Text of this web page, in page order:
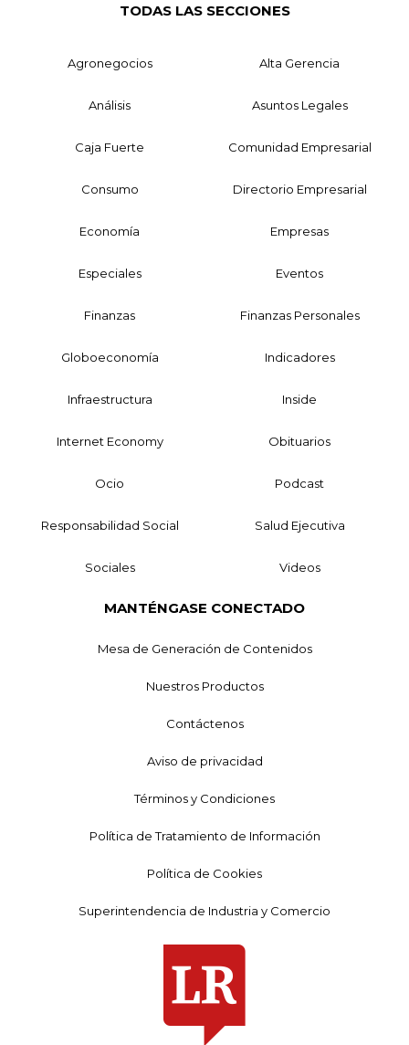
TODAS LAS SECCIONES
Agronegocios Alta Gerencia
Análisis Asuntos Legales
Caja Fuerte Comunidad Empresarial
Consumo Directorio Empresarial
Economía Empresas
Especiales Eventos
Finanzas Finanzas Personales
Globoeconomía Indicadores
Infraestructura Inside
Internet Economy Obituarios
Ocio Podcast
Responsabilidad Social Salud Ejecutiva
Sociales Videos
MANTÉNGASE CONECTADO
Mesa de Generación de Contenidos
Nuestros Productos
Contáctenos
Aviso de privacidad
Términos y Condiciones
Política de Tratamiento de Información
Política de Cookies
Superintendencia de Industria y Comercio